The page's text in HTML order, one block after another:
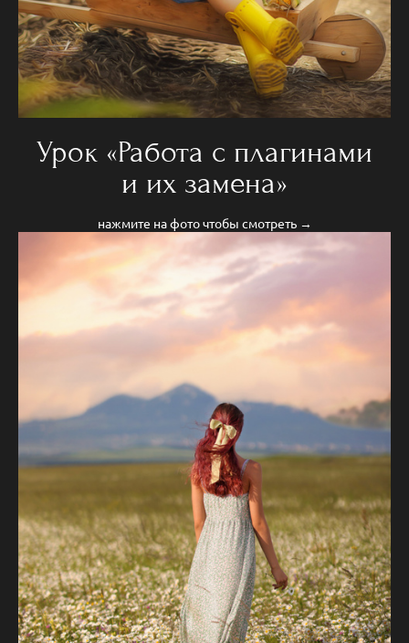
Урок «Работа с плагинами
и их замена»
нажмите на фото чтобы смотреть →